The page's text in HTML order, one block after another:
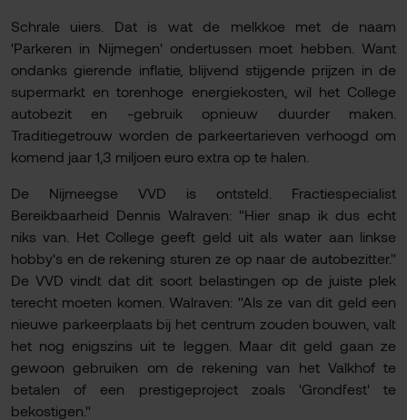
Schrale uiers. Dat is wat de melkkoe met de naam
'Parkeren in Nijmegen' ondertussen moet hebben. Want
ondanks gierende inflatie, blijvend stijgende prijzen in de
supermarkt en torenhoge energiekosten, wil het College
autobezit en -gebruik opnieuw duurder maken.
Traditiegetrouw worden de parkeertarieven verhoogd om
komend jaar 1,3 miljoen euro extra op te halen.
De Nijmeegse VVD is ontsteld. Fractiespecialist
Bereikbaarheid Dennis Walraven: "Hier snap ik dus echt
niks van. Het College geeft geld uit als water aan linkse
hobby's en de rekening sturen ze op naar de autobezitter."
De VVD vindt dat dit soort belastingen op de juiste plek
terecht moeten komen. Walraven: "Als ze van dit geld een
nieuwe parkeerplaats bij het centrum zouden bouwen, valt
het nog enigszins uit te leggen. Maar dit geld gaan ze
gewoon gebruiken om de rekening van het Valkhof te
betalen of een prestigeproject zoals 'Grondfest' te
bekostigen."